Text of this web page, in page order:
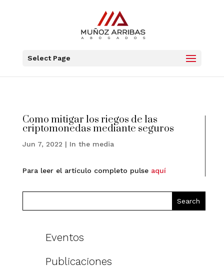
Select Page
Como mitigar los riegos de las
criptomonedas mediante seguros
Jun 7, 2022 | In the media
Para leer el artículo completo pulse aquí
Eventos
Publicaciones